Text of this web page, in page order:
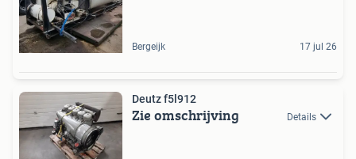
Bergeijk 17 jul 26
Deutz f5l912
Zie omschrijving Details